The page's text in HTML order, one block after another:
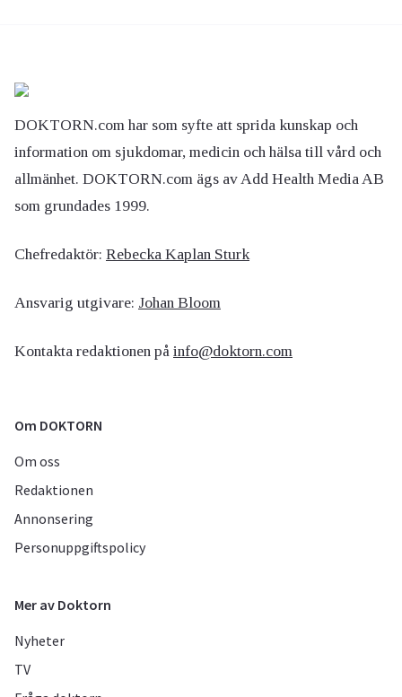
DOKTORN.com har som syfte att sprida kunskap och
information om sjukdomar, medicin och hälsa till vård och
allmänhet. DOKTORN.com ägs av Add Health Media AB
som grundades 1999.
Chefredaktör: Rebecka Kaplan Sturk
Ansvarig utgivare: Johan Bloom
Kontakta redaktionen på info@doktorn.com
Om DOKTORN
Om oss
Redaktionen
Annonsering
Personuppgiftspolicy
Mer av Doktorn
Nyheter
TV